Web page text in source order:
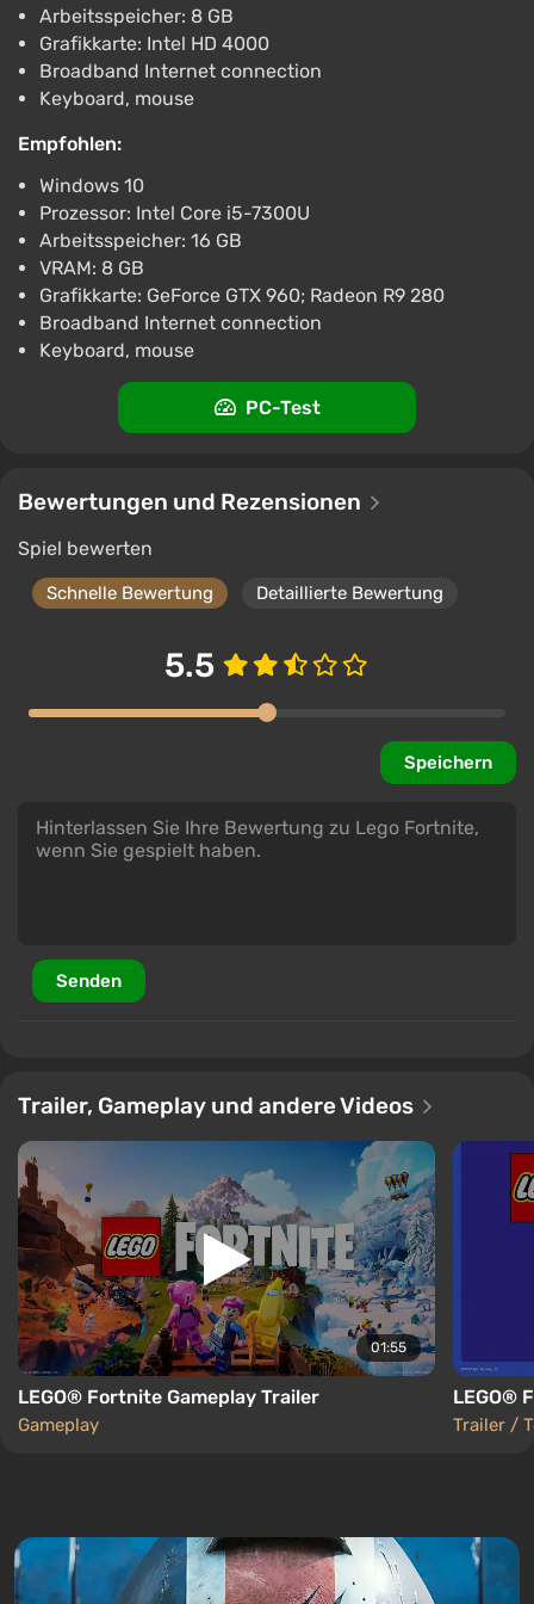
Geschichte ist.
Arbeitsspeicher: 8 GB
Grafikkarte: Intel HD 4000
Broadband Internet connection
Keyboard, mouse
Empfohlen:
Windows 10
Prozessor: Intel Core i5-7300U
Arbeitsspeicher: 16 GB
VRAM: 8 GB
Grafikkarte: GeForce GTX 960; Radeon R9 280
Broadband Internet connection
Keyboard, mouse
PC-Test
Bewertungen und Rezensionen
Spiel bewerten
Schnelle Bewertung Detaillierte Bewertung
5.5
Speichern
Senden
Trailer, Gameplay und andere Videos
01:55
LEGO® Fortnite Gameplay Trailer
Gameplay
LEGO®
Trailer /